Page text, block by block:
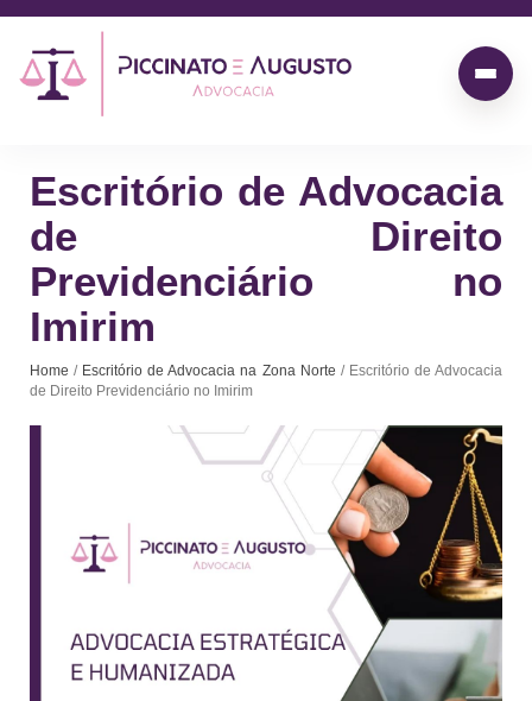
Escritório de Advocacia
de Direito
Previdenciário no
Imirim
Home / Escritório de Advocacia na Zona Norte / Escritório de Advocacia
de Direito Previdenciário no Imirim